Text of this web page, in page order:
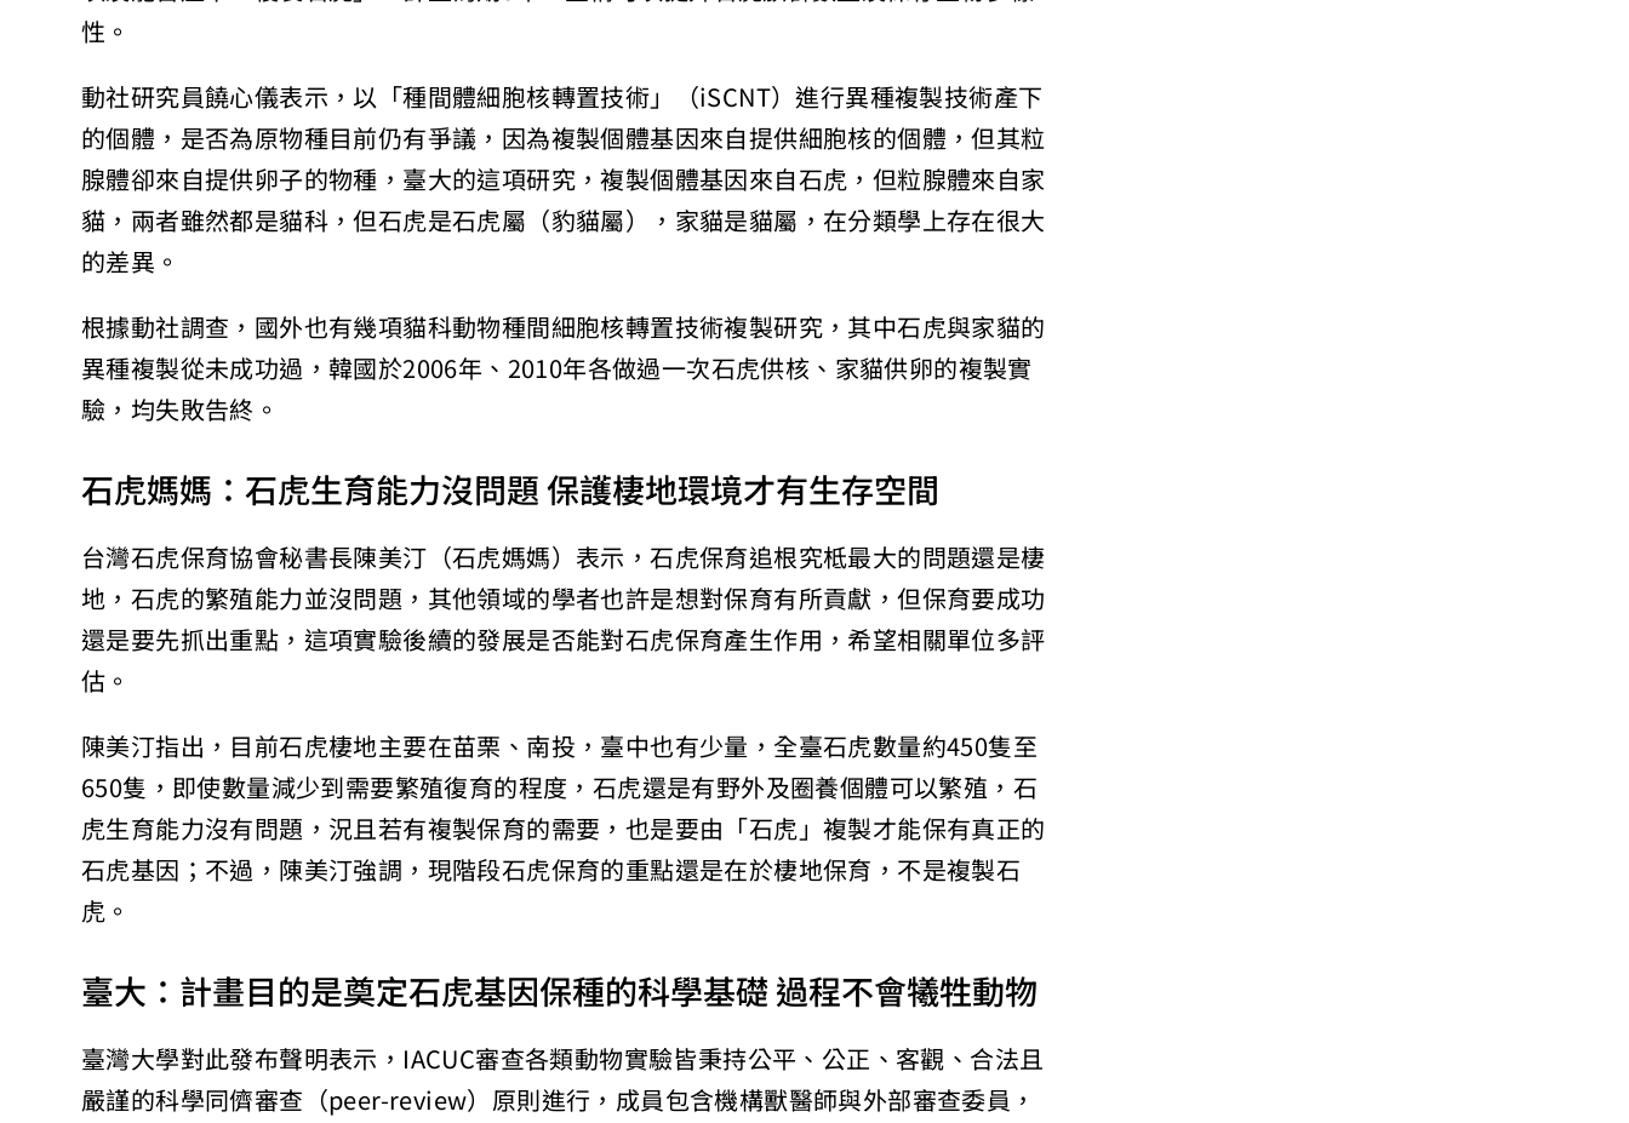
性。
動社研究員饒心儀表示，以「種間體細胞核轉置技術」（iSCNT）進行異種複製技術產下
的個體，是否為原物種目前仍有爭議，因為複製個體基因來自提供細胞核的個體，但其粒
腺體卻來自提供卵子的物種，臺大的這項研究，複製個體基因來自石虎，但粒腺體來自家
貓，兩者雖然都是貓科，但石虎是石虎屬（豹貓屬），家貓是貓屬，在分類學上存在很大
的差異。
根據動社調查，國外也有幾項貓科動物種間細胞核轉置技術複製研究，其中石虎與家貓的
異種複製從未成功過，韓國於2006年、2010年各做過一次石虎供核、家貓供卵的複製實
驗，均失敗告終。
石虎媽媽：石虎生育能力沒問題 保護棲地環境才有生存空間
台灣石虎保育協會秘書長陳美汀（石虎媽媽）表示，石虎保育追根究柢最大的問題還是棲
地，石虎的繁殖能力並沒問題，其他領域的學者也許是想對保育有所貢獻，但保育要成功
還是要先抓出重點，這項實驗後續的發展是否能對石虎保育產生作用，希望相關單位多評
估。
陳美汀指出，目前石虎棲地主要在苗栗、南投，臺中也有少量，全臺石虎數量約450隻至
650隻，即使數量減少到需要繁殖復育的程度，石虎還是有野外及圈養個體可以繁殖，石
虎生育能力沒有問題，況且若有複製保育的需要，也是要由「石虎」複製才能保有真正的
石虎基因；不過，陳美汀強調，現階段石虎保育的重點還是在於棲地保育，不是複製石
虎。
臺大：計畫目的是奠定石虎基因保種的科學基礎 過程不會犧牲動物
臺灣大學對此發布聲明表示，IACUC審查各類動物實驗皆秉持公平、公正、客觀、合法且
嚴謹的科學同儕審查（peer-review）原則進行，成員包含機構獸醫師與外部審查委員，